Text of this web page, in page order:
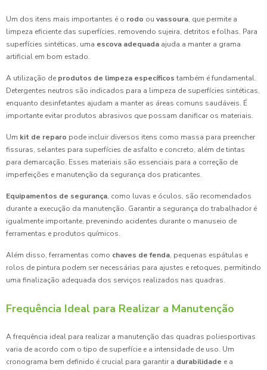
Um dos itens mais importantes é o rodo ou vassoura, que permite a
limpeza eficiente das superfícies, removendo sujeira, detritos e folhas. Para
superfícies sintéticas, uma escova adequada ajuda a manter a grama
artificial em bom estado.
A utilização de produtos de limpeza específicos também é fundamental.
Detergentes neutros são indicados para a limpeza de superfícies sintéticas,
enquanto desinfetantes ajudam a manter as áreas comuns saudáveis. É
importante evitar produtos abrasivos que possam danificar os materiais.
Um kit de reparo pode incluir diversos itens como massa para preencher
fissuras, selantes para superfícies de asfalto e concreto, além de tintas
para demarcação. Esses materiais são essenciais para a correção de
imperfeições e manutenção da segurança dos praticantes.
Equipamentos de segurança, como luvas e óculos, são recomendados
durante a execução da manutenção. Garantir a segurança do trabalhador é
igualmente importante, prevenindo acidentes durante o manuseio de
ferramentas e produtos químicos.
Além disso, ferramentas como chaves de fenda, pequenas espátulas e
rolos de pintura podem ser necessárias para ajustes e retoques, permitindo
uma finalização adequada dos serviços realizados nas quadras.
Frequência Ideal para Realizar a Manutenção
A frequência ideal para realizar a manutenção das quadras poliesportivas
varia de acordo com o tipo de superfície e a intensidade de uso. Um
cronograma bem definido é crucial para garantir a durabilidade e a